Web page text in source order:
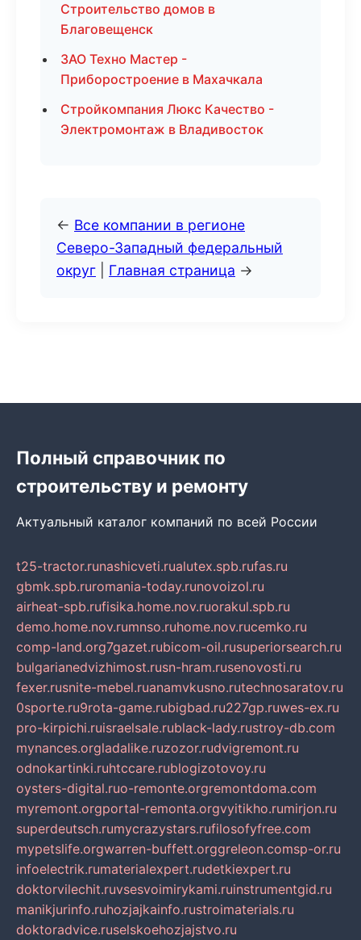
Строительство домов в
Благовещенск
ЗАО Техно Мастер -
Приборостроение в Махачкала
Стройкомпания Люкс Качество -
Электромонтаж в Владивосток
← Все компании в регионе
Северо-Западный федеральный
округ
Главная страница →
Полный справочник по
строительству и ремонту
Актуальный каталог компаний по всей России
t25-tractor.runashicveti.rualutex.spb.rufas.ru
gbmk.spb.ruromania-today.runovoizol.ru
airheat-spb.rufisika.home.nov.ruorakul.spb.ru
demo.home.nov.rumnso.ruhome.nov.rucemko.ru
comp-land.org7gazet.rubicom-oil.rusuperiorsearch.ru
bulgarianedvizhimost.rusn-hram.rusenovosti.ru
fexer.rusnite-mebel.ruanamvkusno.rutechnosaratov.ru
0sporte.ru9rota-game.rubigbad.ru227gp.ruwes-ex.ru
pro-kirpichi.ruisraelsale.rublack-lady.rustroy-db.com
mynances.orgladalike.ruzozor.rudvigremont.ru
odnokartinki.ruhtccare.rublogizotovoy.ru
oysters-digital.ruo-remonte.orgremontdoma.com
myremont.orgportal-remonta.orgvyitikho.rumirjon.ru
superdeutsch.rumycrazystars.rufilosofyfree.com
mypetslife.orgwarren-buffett.orggreleon.comsp-or.ru
infoelectrik.rumaterialexpert.rudetkiexpert.ru
doktorvilechit.ruvsesvoimirykami.ruinstrumentgid.ru
manikjurinfo.ruhozjajkainfo.rustroimaterials.ru
doktoradvice.ruselskoehozjajstvo.ru